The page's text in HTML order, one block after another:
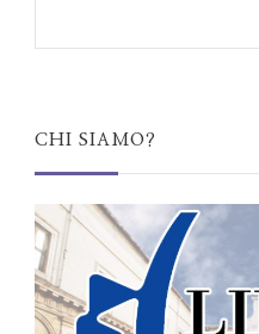
CHI SIAMO?